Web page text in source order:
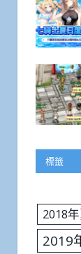
標籤
2018
2019